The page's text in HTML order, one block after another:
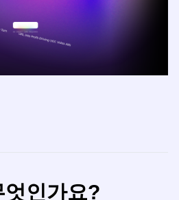
인가요?